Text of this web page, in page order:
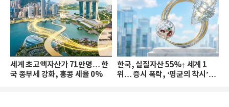
세계 초고액자산가 71만명… 한
국 종부세 강화, 홍콩 세율 0%
한국, 실질자산 55%↑ 세계 1
위… 증시 폭락, ‘평균의 착시’와